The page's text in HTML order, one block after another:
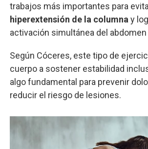
trabajos más importantes para
hiperextensión de la columna y
activación simultánea del
Según Cóceres, este tipo de
cuerpo a sostener estabilidad
algo fundamental para prevenir
reducir el riesgo de lesiones.